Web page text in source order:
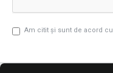
Am citit şi sunt de acord cu